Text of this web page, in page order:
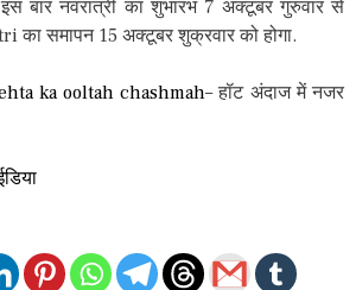
बार नवरात्री का शुभारंभ 7 अक्टूबर गुरुवार से
का समापन 15 अक्टूबर शुक्रवार को होगा.
ka ooltah chashmah– हॉट अंदाज में नजर